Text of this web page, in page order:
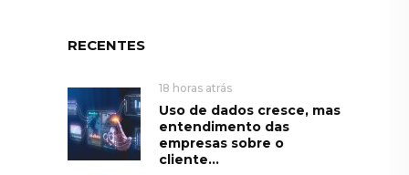
RECENTES
18 horas atrás
Uso de dados cresce, mas
entendimento das
empresas sobre o
cliente...